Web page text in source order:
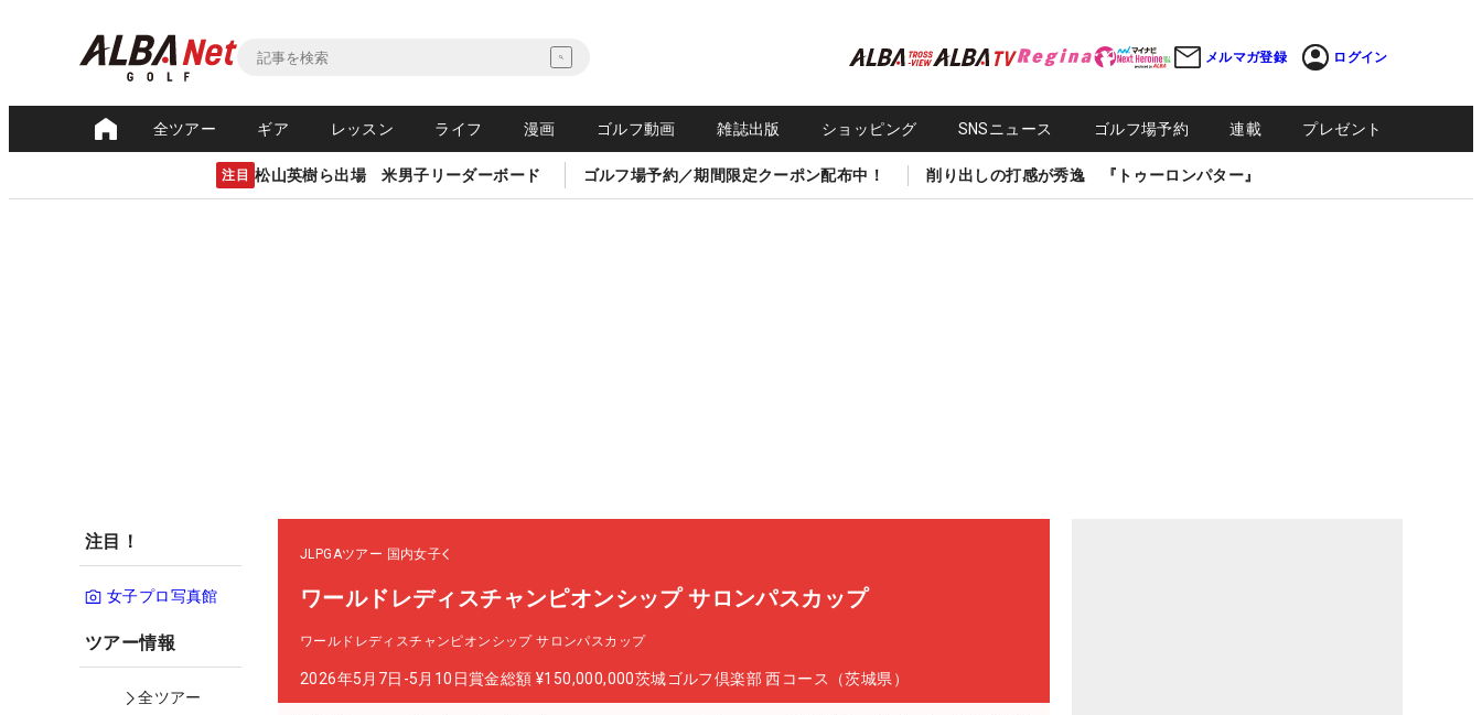
メルマガ登録 ログイン
全ツアー ギア レッスン ライフ 漫画 ゴルフ動画 雑誌出版 ショッピング SNSニュース ゴルフ場予約 連載 プレゼント
注目 松山英樹ら出場 米男子リーダーボード ゴルフ場予約／期間限定クーポン配布中！ 削り出しの打感が秀逸 『トゥーロンパター』
注目！
女子プロ写真館
ツアー情報
全ツアー
JLPGAツアー 国内女子
ワールドレディスチャンピオンシップ サロンパスカップ
ワールドレディスチャンピオンシップ サロンパスカップ
2026年5月7日-5月10日賞金総額 ¥150,000,000茨城ゴルフ倶楽部 西コース（茨城県）